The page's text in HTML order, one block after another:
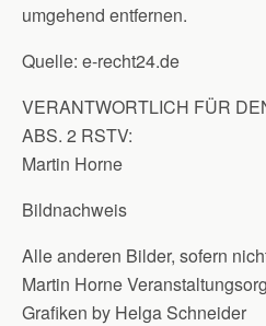
umgehend entfernen.
Quelle: e-recht24.de
VERANTWORTLICH FÜR
ABS. 2 RSTV:
Martin Horne
Bildnachweis
Alle anderen Bilder, sofern
Martin Horne
Grafiken by Helga Schneider